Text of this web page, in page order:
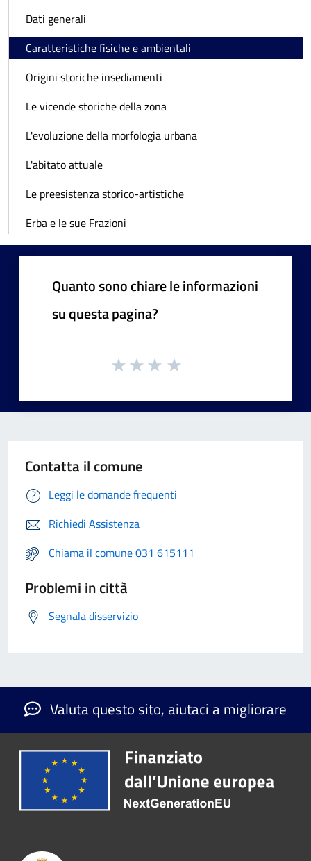
Dati generali
Caratteristiche fisiche e ambientali
Origini storiche insediamenti
Le vicende storiche della zona
L'evoluzione della morfologia urbana
L'abitato attuale
Le preesistenza storico-artistiche
Erba e le sue Frazioni
Quanto sono chiare le informazioni
su questa pagina?
Contatta il comune
Leggi le domande frequenti
Richiedi Assistenza
Chiama il comune 031 615111
Problemi in città
Segnala disservizio
Valuta questo sito, aiutaci a migliorare